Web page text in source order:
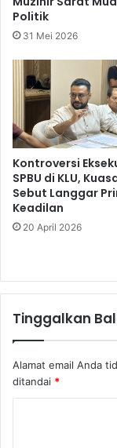
Politik
31 Mei 2026
Kontroversi
SPBU di KLU,
Sebut Langgar
Keadilan
20 April 2026
Tinggalkan
Alamat email Anda
ditandai *